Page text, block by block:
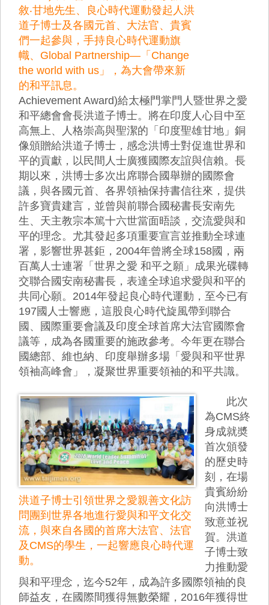
敘‧甘地先生、良心時代運動發起人洪
道子博士及各國元首、大法官、貴賓
們一起參與，手持良心時代運動旗
幟、Global Partnership—「Change
the world with us」，為大會帶來新
的和平訊息。
Achievement Award)給太極門掌門人暨世界之愛
和平總會會長洪道子博士。將在印度人心目中至
高無上、人格崇高與聖潔的「印度聖雄甘地」銅
像頒贈給洪道子博士，感念洪博士對促進世界和
平的貢獻，以民間人士廣獲國際友誼與信賴。長
期以來，洪博士多次出席聯合國舉辦的國際會
議，與各國元首、各界領袖保持書信往來，提供
許多寶貴建言，並曾與前聯合國秘書長安南先
生、天主教宗本篤十六世當面晤談，交流愛與和
平的理念。尤其發起多項重要宣言並推動全球連
署，影響世界甚鉅，2004年曾將全球158國，兩
百萬人士連署「世界之愛 和平之願」成果光碟轉
交聯合國安南秘書長，表達全球追求愛與和平的
共同心願。2014年發起良心時代運動，至今已有
197國人士響應，這股良心時代旋風帶到聯合
國、國際重要會議及印度全球首席大法官國際會
議等，成為各國重要的施政參考。今年更在聯合
國總部、維也納、印度舉辦多場「愛與和平世界
領袖高峰會」，凝聚世界重要領袖的和平共識。
洪道子博士引領世界之愛親善文化訪
問團到世界各地進行愛與和平文化交
流，與來自各國的首席大法官、法官
及CMS的學生，一起響應良心時代運
動。
此次
為CMS終
身成就奬
首次頒發
的歷史時
刻，在場
貴賓紛紛
向洪博士
致意並祝
賀。洪道
子博士致
力推動愛
與和平理念，迄今52年，成為許多國際領袖的良
師益友，在國際間獲得無數榮耀，2016年獲得世